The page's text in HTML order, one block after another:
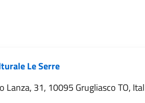
Le Serre
Lanza, 31, 10095 Grugliasco TO,